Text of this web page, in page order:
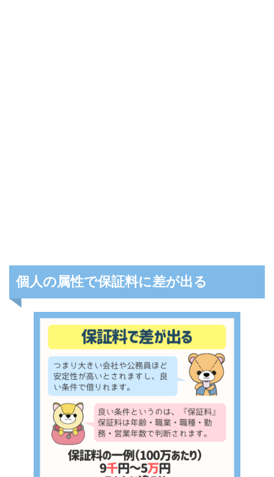
個人の属性で保証料に差が出る